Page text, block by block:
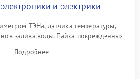
и электрики
ТЭНа, датчика температуры,
залива воды. Пайка поврежденных
целостности проводки и контактов.
Подробнее